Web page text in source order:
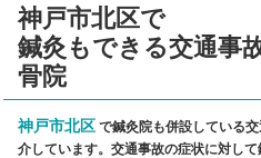
神戸市北区で
鍼灸もできる交通事
骨院
神戸市北区 で鍼灸院も併設している
介しています。交通事故の症状に対して